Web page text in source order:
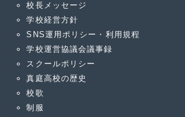
校長メッセージ
学校経営方針
SNS運用ポリシー・利用規程
学校運営協議会議事録
スクールポリシー
真庭高校の歴史
校歌
制服